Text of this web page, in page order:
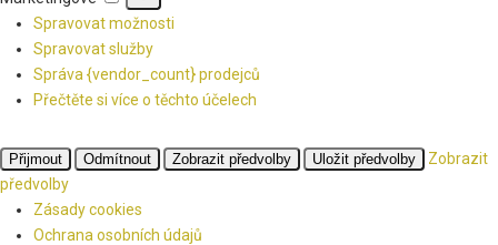
Spravovat možnosti
Spravovat služby
Správa {vendor_count} prodejců
Přečtěte si více o těchto účelech
Přijmout Odmítnout Zobrazit předvolby Uložit předvolby
Zobrazit
předvolby
Zásady cookies
Ochrana osobních údajů